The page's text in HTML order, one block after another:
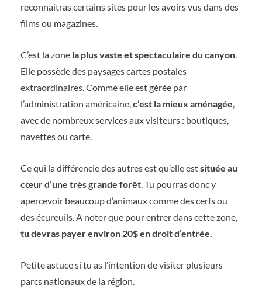
reconnaitras certains sites pour les avoirs vus dans des
films ou magazines.
C’est la zone la plus vaste et spectaculaire du canyon
Elle possède des paysages cartes postales
extraordinaires. Comme elle est gérée par
l’administration américaine, c’est la mieux aménagée
avec de nombreux services aux visiteurs : boutiques,
navettes ou carte.
Ce qui la différencie des autres est qu’elle estsituée au
cœur d’une très grande forêt . Tu pourras donc y
apercevoir beaucoup d’animaux comme des cerfs ou
des écureuils. A noter que pour entrer dans cette zone,
tu devras payer environ 20$ en droit d’entrée.
Petite astuce si tu as l’intention de visiter plusieurs
parcs nationaux de la région.